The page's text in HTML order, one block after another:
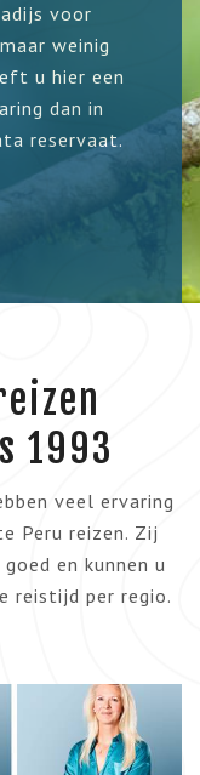
voor
weinig
u hier een
dan in
reservaat.
1993
veel ervaring
Peru reizen. Zij
en kunnen u
reistijd per regio.